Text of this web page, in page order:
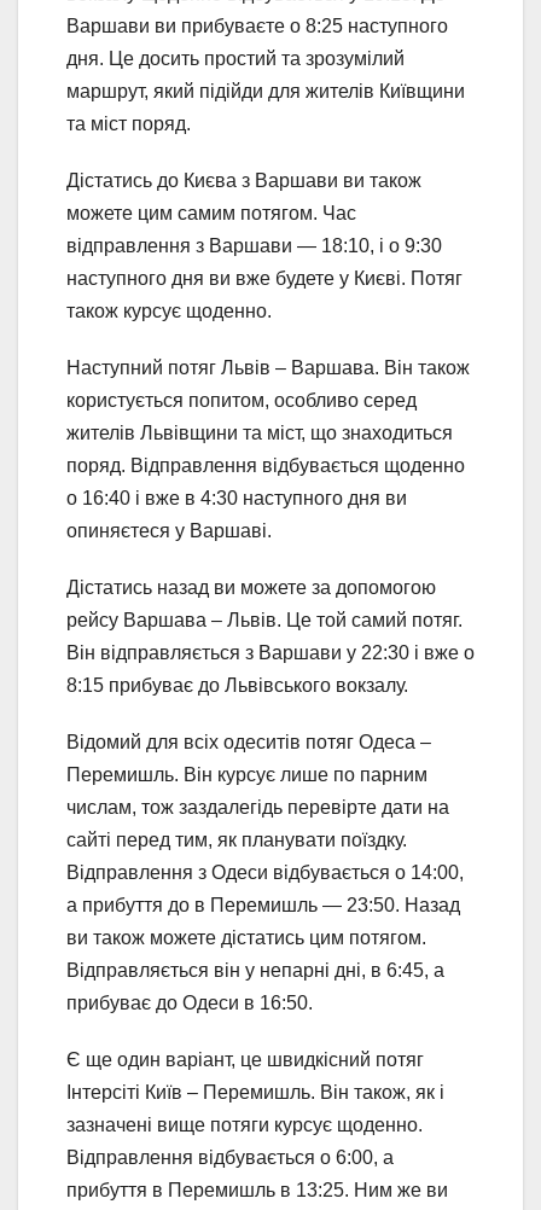
Варшави ви прибуваєте о 8:25 наступного
дня. Це досить простий та зрозумілий
маршрут, який підійди для жителів Київщини
та міст поряд.
Дістатись до Києва з Варшави ви також
можете цим самим потягом. Час
відправлення з Варшави — 18:10, і о 9:30
наступного дня ви вже будете у Києві. Потяг
також курсує щоденно.
Наступний потяг Львів – Варшава. Він також
користується попитом, особливо серед
жителів Львівщини та міст, що знаходиться
поряд. Відправлення відбувається щоденно
о 16:40 і вже в 4:30 наступного дня ви
опиняєтеся у Варшаві.
Дістатись назад ви можете за допомогою
рейсу Варшава – Львів. Це той самий потяг.
Він відправляється з Варшави у 22:30 і вже о
8:15 прибуває до Львівського вокзалу.
Відомий для всіх одеситів потяг Одеса –
Перемишль. Він курсує лише по парним
числам, тож заздалегідь перевірте дати на
сайті перед тим, як планувати поїздку.
Відправлення з Одеси відбувається о 14:00,
а прибуття до в Перемишль — 23:50. Назад
ви також можете дістатись цим потягом.
Відправляється він у непарні дні, в 6:45, а
прибуває до Одеси в 16:50.
Є ще один варіант, це швидкісний потяг
Інтерсіті Київ – Перемишль. Він також, як і
зазначені вище потяги курсує щоденно.
Відправлення відбувається о 6:00, а
прибуття в Перемишль в 13:25. Ним же ви